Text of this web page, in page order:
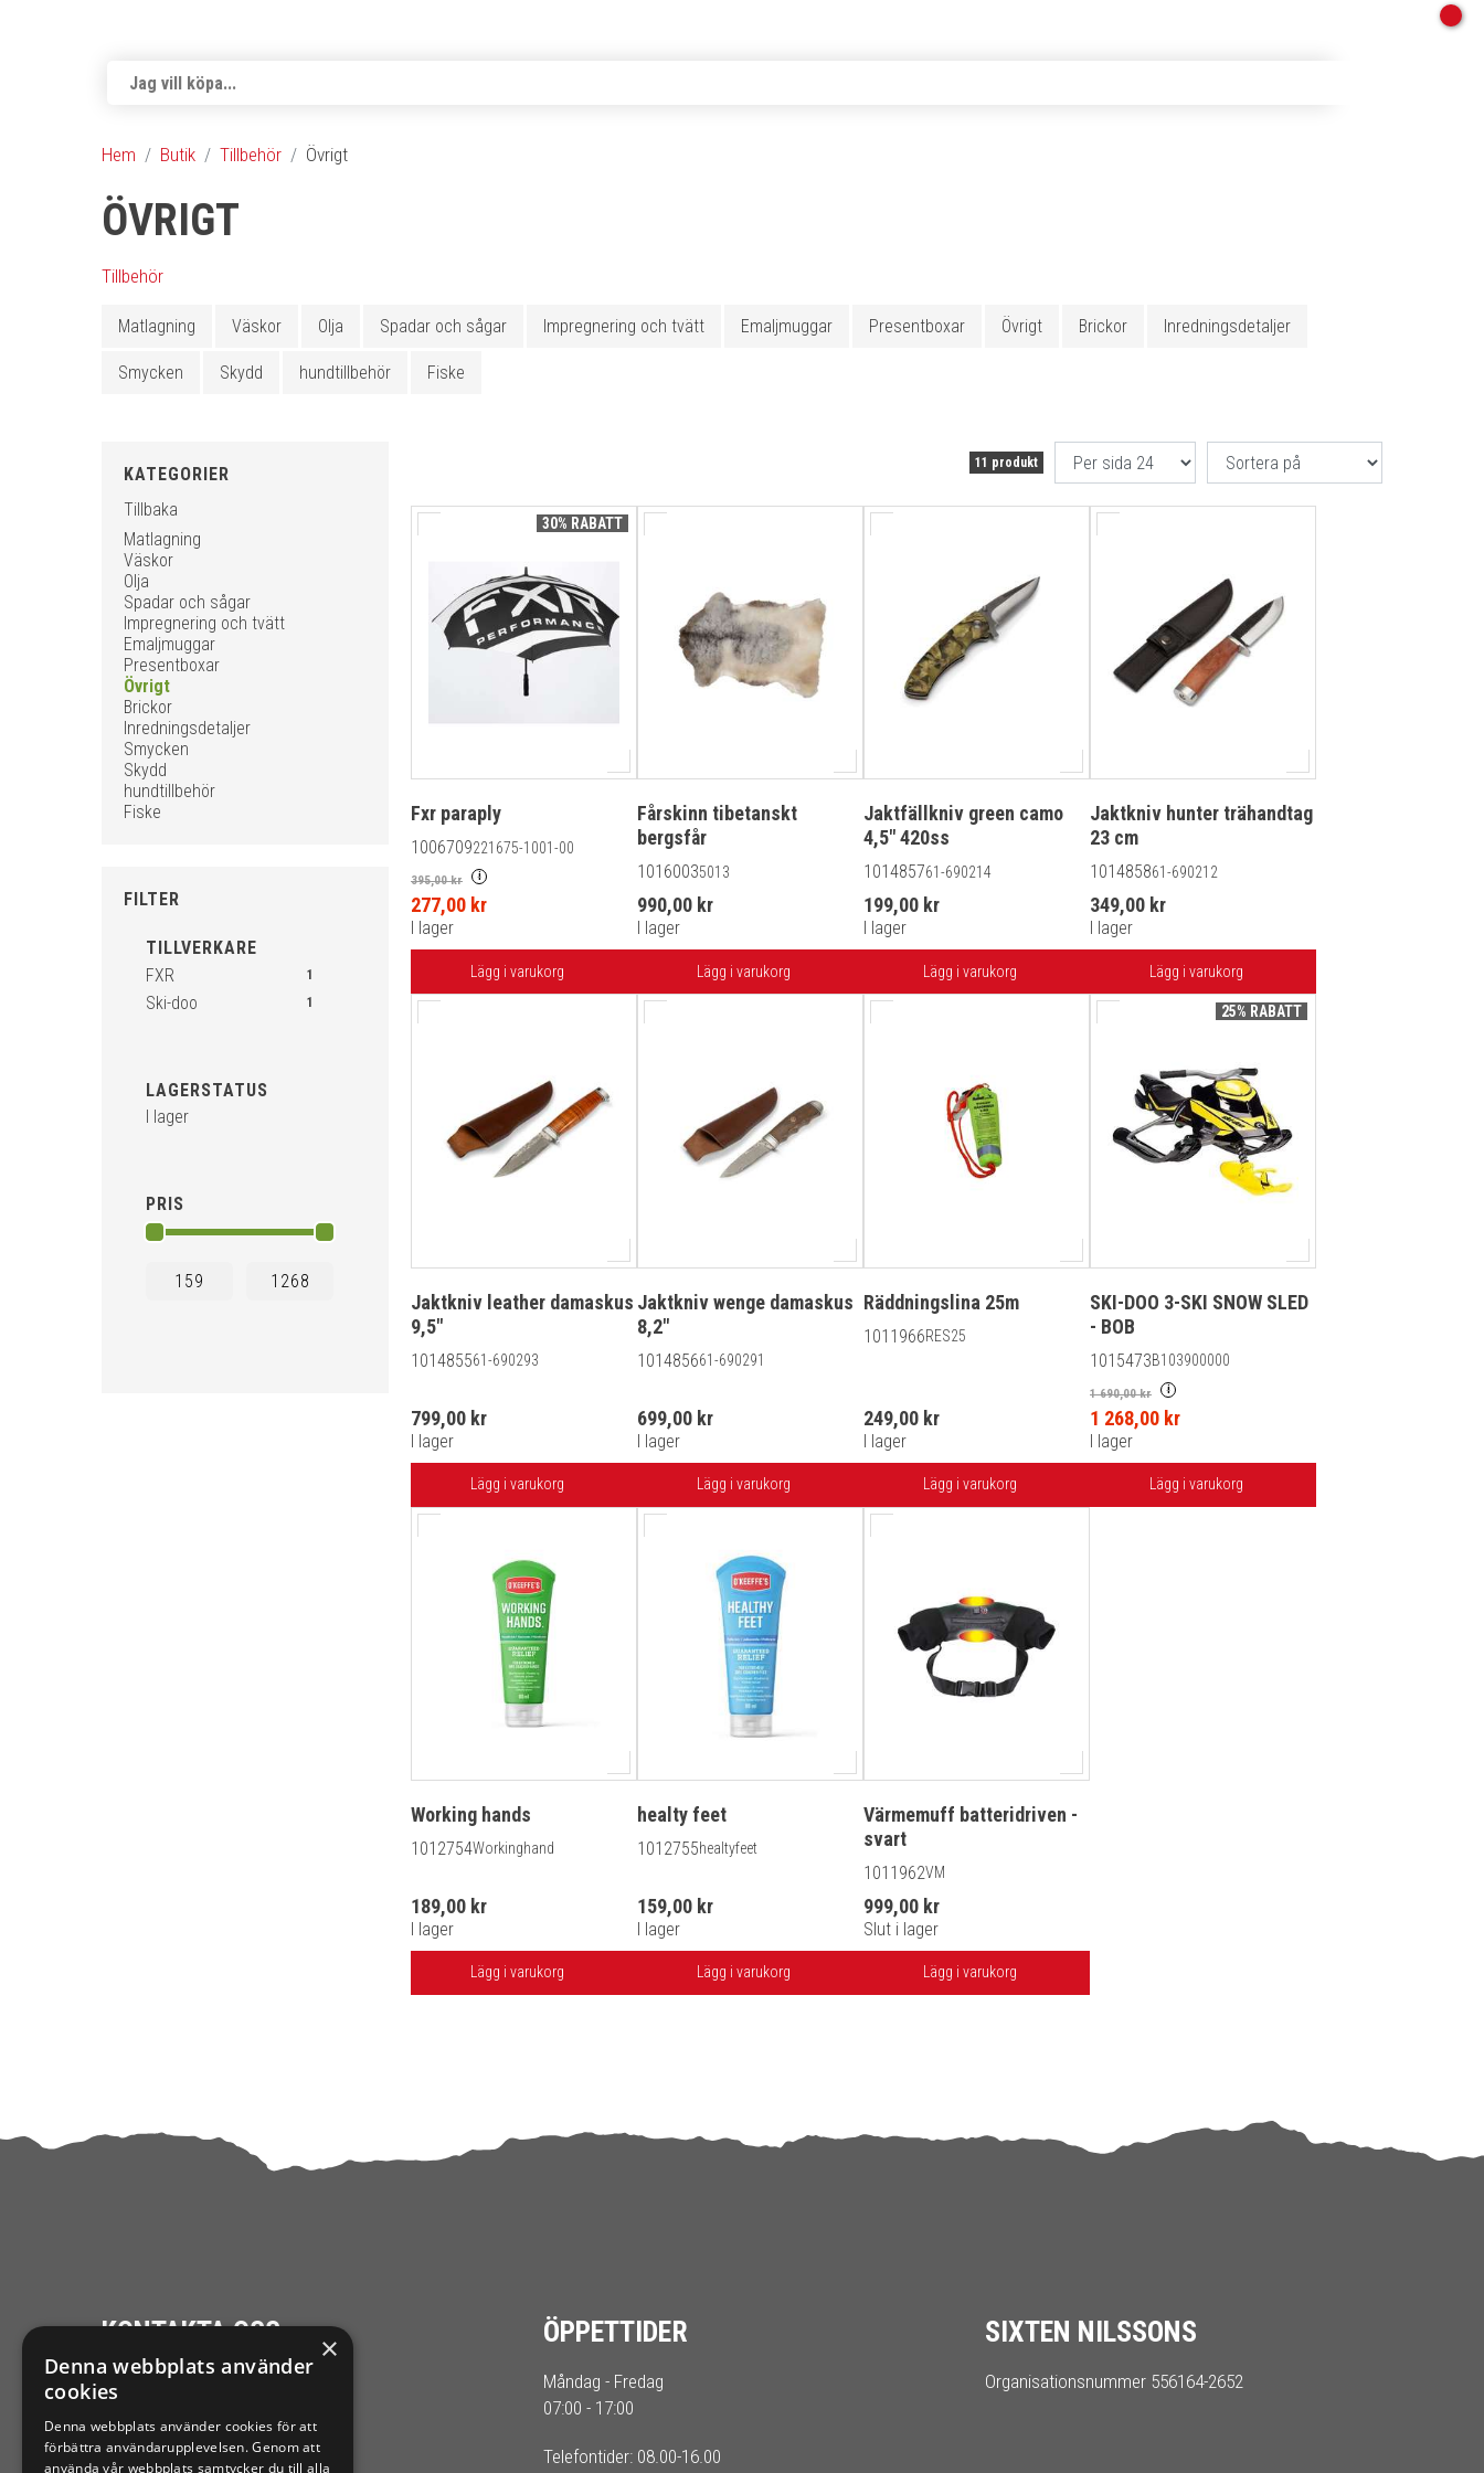
Hem Butik Tillbehör Övrigt
ÖVRIGT
Tillbehör
Matlagning Väskor Olja Spadar och sågar Impregnering och tvätt Emaljmuggar Presentboxar Övrigt Brickor Inredningsdetaljer
Smycken Skydd hundtillbehör Fiske
KATEGORIER
Tillbaka
Matlagning
Väskor
Olja
Spadar och sågar
Impregnering och tvätt
Emaljmuggar
Presentboxar
Övrigt
Brickor
Inredningsdetaljer
Smycken
Skydd
hundtillbehör
Fiske
FILTER
TILLVERKARE
FXR
1
Ski-doo 1
LAGERSTATUS
I lager
PRIS
11 produkt
30% RABATT
Fxr paraply
1006709221675-1001-00
395,00 kr i
277,00 kr
I lager
Lägg i varukorg
Fårskinn tibetanskt
bergsfår
10160035013
990,00 kr
I lager
Lägg i varukorg
Jaktfällkniv green camo
4,5" 420ss
101485761-690214
199,00 kr
I lager
Lägg i varukorg
Jaktkniv hunter trähandtag
23 cm
101485861-690212
349,00 kr
I lager
Lägg i varukorg
Jaktkniv leather damaskus
9,5"
101485561-690293
799,00 kr
I lager
Lägg i varukorg
Jaktkniv wenge damaskus
8,2"
101485661-690291
699,00 kr
I lager
Lägg i varukorg
Räddningslina 25m
1011966RES25
249,00 kr
I lager
Lägg i varukorg
25% RABATT
SKI-DOO 3-SKI SNOW SLED
- BOB
1015473B103900000
1 690,00 kr i
1 268,00 kr
I lager
Lägg i varukorg
Working hands
1012754Workinghand
189,00 kr
I lager
Lägg i varukorg
healty feet
1012755healtyfeet
159,00 kr
I lager
Lägg i varukorg
Värmemuff batteridriven -
svart
1011962VM
999,00 kr
Slut i lager
Lägg i varukorg
KONTAKTA OSS
Ångra mitt köp
0921-102 09
support@sixtennilssons.com
ÖPPETTIDER
Måndag - Fredag
07:00 - 17:00
Telefontider: 08.00-16.00
SIXTEN NILSSONS
Organisationsnummer 556164-2652
×
Denna webbplats använder
cookies
Denna webbplats använder cookies för att
förbättra användarupplevelsen. Genom att
använda vår webbplats samtycker du till alla